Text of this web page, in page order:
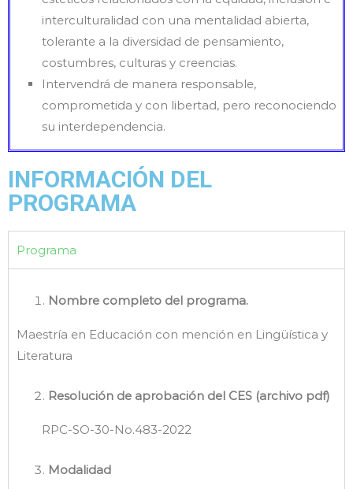
interculturalidad con una mentalidad abierta,
tolerante a la diversidad de pensamiento,
costumbres, culturas y creencias.
Intervendrá de manera responsable,
comprometida y con libertad, pero reconociendo
su interdependencia.
INFORMACIÓN DEL
PROGRAMA
Programa
Nombre completo del programa.
Maestría en Educación con mención en Lingüística y
Literatura
Resolución de aprobación del CES (archivo pdf)
RPC-SO-30-No.483-2022
Modalidad